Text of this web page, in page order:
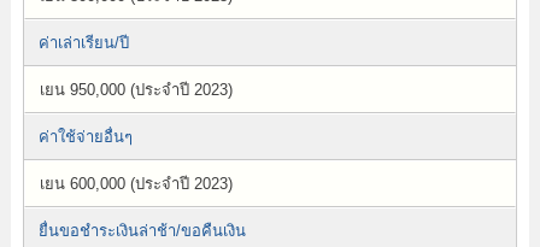
ค่าเล่าเรียน/ปี
เยน 950,000 (ประจำปี 2023)
ค่าใช้จ่ายอื่นๆ
เยน 600,000 (ประจำปี 2023)
ยื่นขอชำระเงินล่าช้า/ขอคืนเงิน